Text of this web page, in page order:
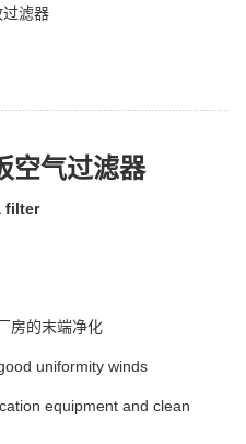
滤器
空气过滤器
filter
房的末端净化
uniformity winds
equipment and clean